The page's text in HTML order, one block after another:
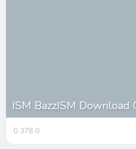
ISM BazzISM Download
0 378 0